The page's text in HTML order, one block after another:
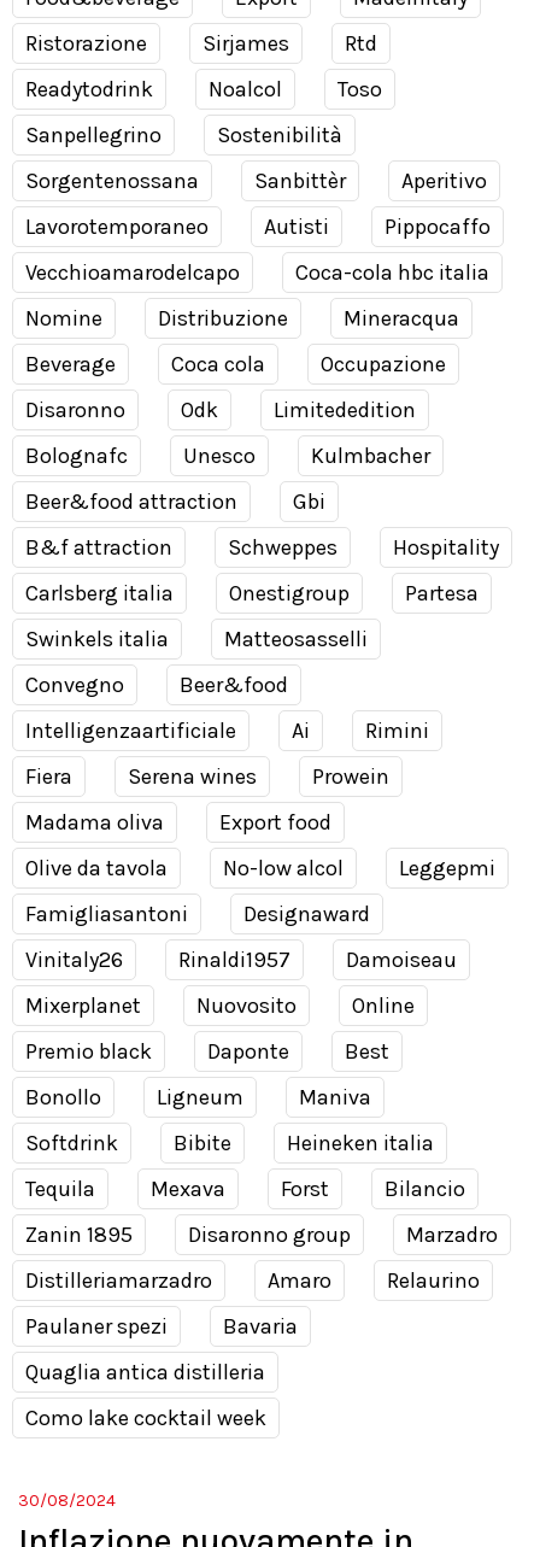
Ristorazione
Sirjames
Rtd
Readytodrink
Noalcol
Toso
Sanpellegrino
Sostenibilità
Sorgentenossana
Sanbittèr
Aperitivo
Lavorotemporaneo
Autisti
Pippocaffo
Vecchioamarodelcapo
Coca-cola hbc italia
Nomine
Distribuzione
Mineracqua
Beverage
Coca cola
Occupazione
Disaronno
Odk
Limitededition
Bolognafc
Unesco
Kulmbacher
Beer&food attraction
Gbi
B&f attraction
Schweppes
Hospitality
Carlsberg italia
Onestigroup
Partesa
Swinkels italia
Matteosasselli
Convegno
Beer&food
Intelligenzaartificiale
Ai
Rimini
Fiera
Serena wines
Prowein
Madama oliva
Export food
Olive da tavola
No-low alcol
Leggepmi
Famigliasantoni
Designaward
Vinitaly26
Rinaldi1957
Damoiseau
Mixerplanet
Nuovosito
Online
Premio black
Daponte
Best
Bonollo
Ligneum
Maniva
Softdrink
Bibite
Heineken italia
Tequila
Mexava Forst
Bilancio
Zanin 1895
Disaronno group
Marzadro
Distilleriamarzadro
Amaro
Relaurino
Paulaner spezi
Bavaria
Quaglia antica distilleria
Como lake cocktail week
30/08/2024